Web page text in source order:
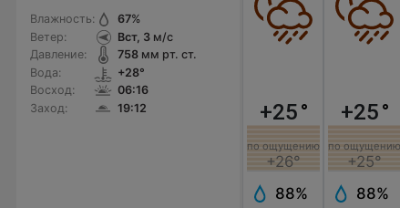
Влажность:
Ветер:
Давление:
Вода:
Восход:
Заход:
67%
Вст, 3м/с
758мм рт. ст.
+28°
06:16
19:12
+25°
по ощущению
+26°
88%
+25°
по ощущению
+25°
88%